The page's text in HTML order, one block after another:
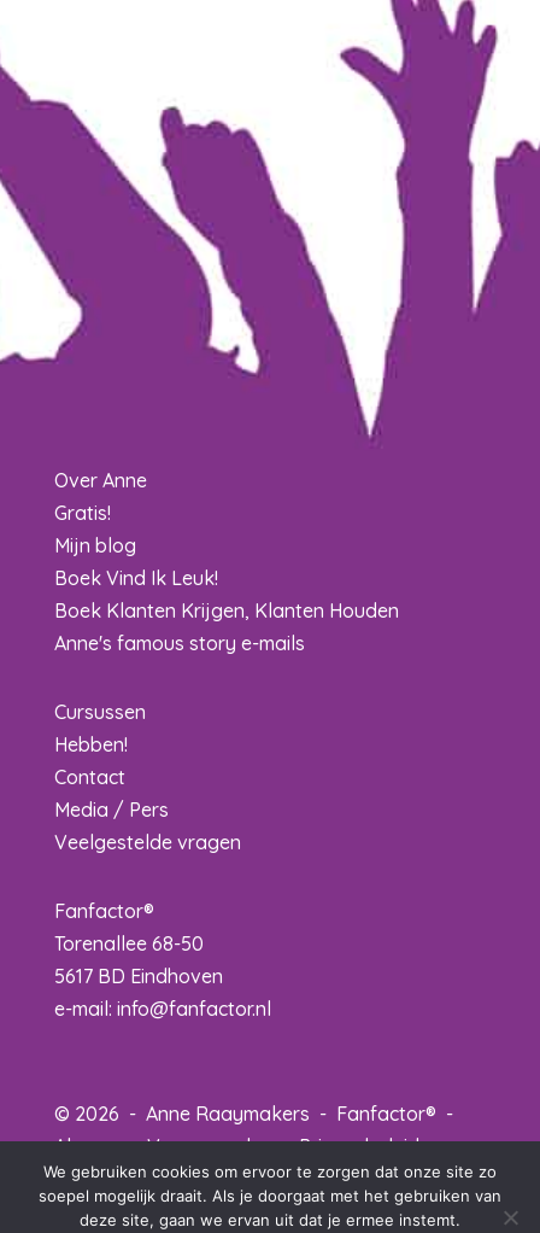
Over Anne
Gratis!
Mijn blog
Boek Vind Ik Leuk!
Boek Klanten Krijgen, Klanten Houden
Anne's famous story e-mails
Cursussen
Hebben!
Contact
Media / Pers
Veelgestelde vragen
Fanfactor®
Torenallee 68-50
5617 BD Eindhoven
e-mail: info@fanfactor.nl
© 2026 - Anne Raaymakers - Fanfactor® -
Algemene Voorwaarden-Privacybeleid-
Disclaimer-Credits
We gebruiken cookies om ervoor te zorgen dat onze site zo
soepel mogelijk draait. Als je doorgaat met het gebruiken van
deze site, gaan we ervan uit dat je ermee instemt.